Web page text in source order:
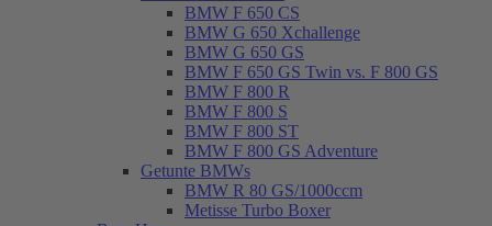
BMW F 650 CS
BMW G 650 Xchallenge
BMW G 650 GS
BMW F 650 GS Twin vs. F 800 GS
BMW F 800 R
BMW F 800 S
BMW F 800 ST
BMW F 800 GS Adventure
Getunte BMWs
BMW R 80 GS/1000ccm
Metisse Turbo Boxer